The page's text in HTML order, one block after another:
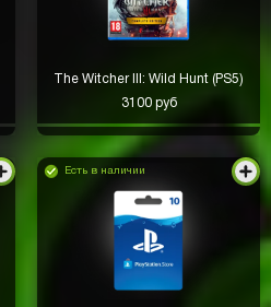
The Witcher III: Wild Hunt (PS5)
3100 руб
Есть в наличии